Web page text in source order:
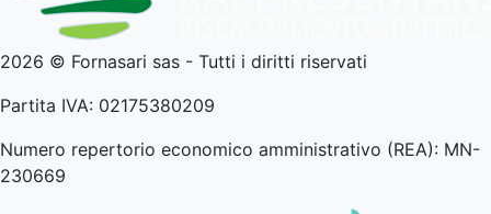
2026 © Fornasari sas - Tutti i diritti riservati
Partita IVA: 02175380209
Numero repertorio economico amministrativo (REA): MN-
230669